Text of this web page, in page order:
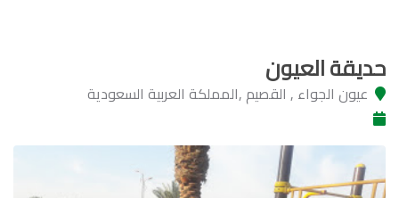
حديقة العيون
عيون الجواء , القصيم ,المملكة العربية السعودية